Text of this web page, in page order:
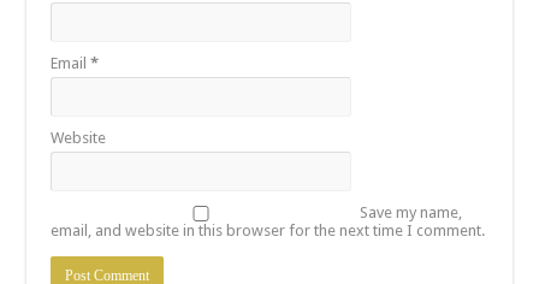
Email*
Website
Save my name,
email, and website in this browser for the next time I comment.